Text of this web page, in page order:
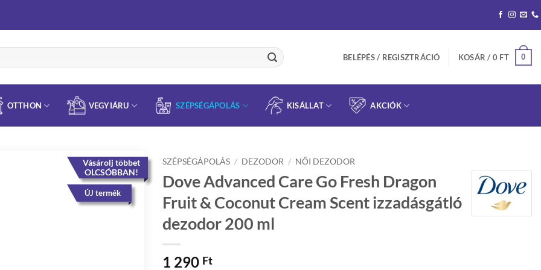
BELÉPÉS / REGISZTRÁCIÓ KOSÁR / 0 FT 0
OTTHON VEGYIÁRU SZÉPSÉGÁPOLÁS KISÁLLAT AKCIÓK
Vásárolj többet
OLCSÓBBAN!
ÚJ termék
SZÉPSÉGÁPOLÁS / DEZODOR / NŐI DEZODOR
Dove Advanced Care Go Fresh Dragon
Fruit & Coconut Cream Scent izzadásgátló
dezodor 200 ml
1 290 Ft